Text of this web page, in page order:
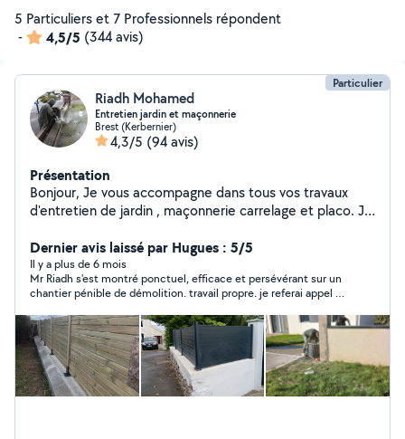
5 Particuliers et 7 Professionnels répondent
-
4,5/5 (344 avis)
Particulier
Riadh Mohamed
Entretien jardin et maçonnerie
Brest (Kerbernier)
4,3/5 (94 avis)
Présentation
Bonjour, Je vous accompagne dans tous vos travaux
d'entretien de jardin , maçonnerie carrelage et placo. Je
remboursé.
Dernier avis laissé par Hugues : 5/5
Il y a plus de 6 mois
Mr Riadh s'est montré ponctuel, efficace et persévérant sur un
chantier pénible de démolition. travail propre. je referai appel a